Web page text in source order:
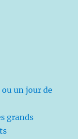
un jour de
grands